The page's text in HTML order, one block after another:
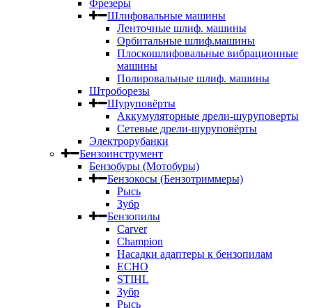
Фрезеры
Шлифовальные машины
Ленточные шлиф. машины
Орбитальные шлиф.машины
Плоскошлифовальные вибрационные
машины
Полировальные шлиф. машины
Штроборезы
Шуруповёрты
Аккумуляторные дрели-шуруповерты
Сетевые дрели-шуруповёрты
Электрорубанки
Бензоинструмент
Бензобуры (Мотобуры)
Бензокосы (Бензотриммеры)
Рысь
Зубр
Бензопилы
Carver
Champion
Насадки адаптеры к бензопилам
ECHO
STIHL
Зубр
Рысь